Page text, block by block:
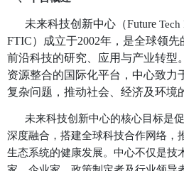
关于主办方
一、平台 概述
未来科技创新中心（
FTIC）成立于2002年，是
前沿科技的研究、应用与